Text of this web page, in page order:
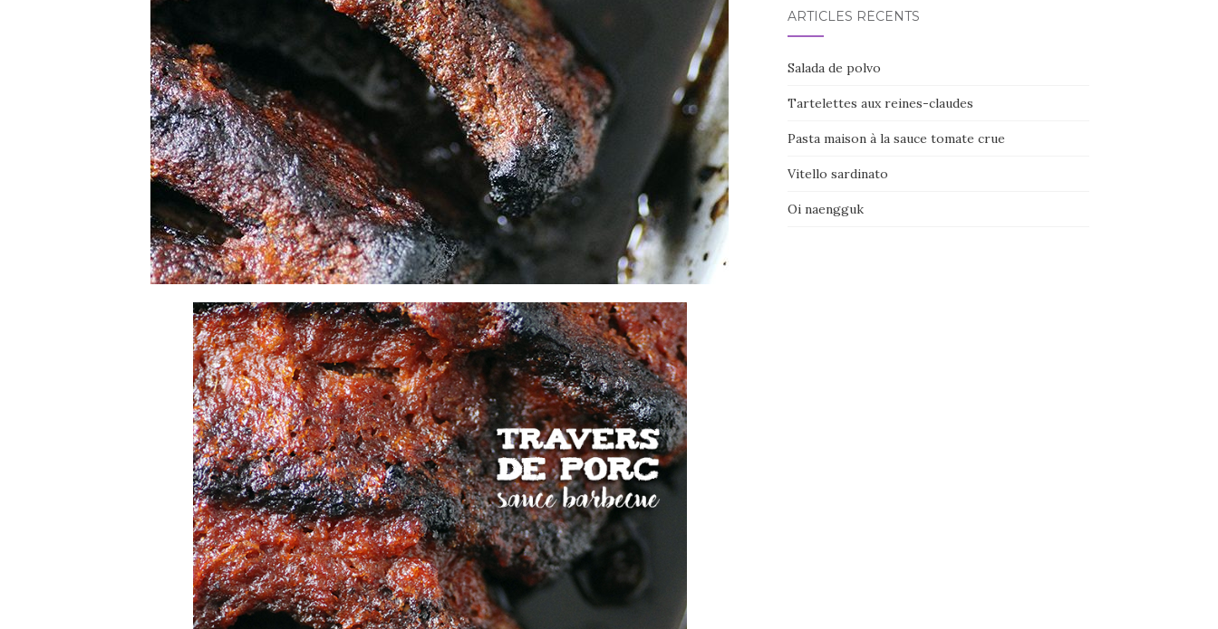
ARTICLES RÉCENTS
Salada de polvo
Tartelettes aux reines-claudes
Pasta maison à la sauce tomate crue
Vitello sardinato
Oi naengguk